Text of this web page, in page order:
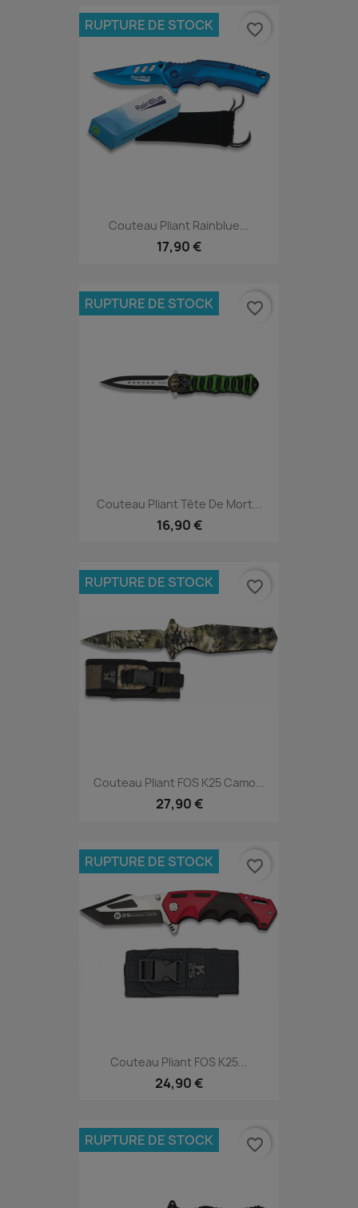
Couteau Pliant Rainblue...
17,90 €
RUPTURE DE STOCK favorite_border
Couteau Pliant Tête De Mort...
16,90 €
RUPTURE DE STOCK favorite_border
Couteau Pliant FOS K25 Camo...
27,90 €
RUPTURE DE STOCK favorite_border
Couteau Pliant FOS K25...
24,90 €
RUPTURE DE STOCK favorite_border
RUPTURE DE STOCK favorite_border